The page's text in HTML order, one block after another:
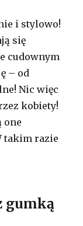
i stylowo!
się
cudownym
– od
Nic więc
kobiety!
one
takim razie
gumką